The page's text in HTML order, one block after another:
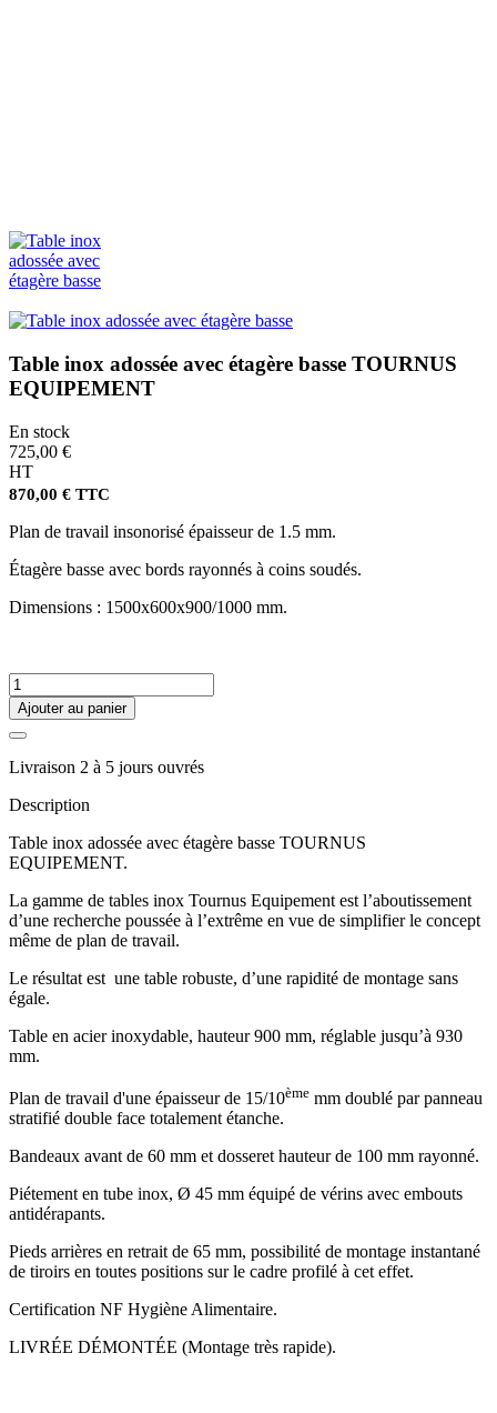
Table inox adossée avec étagère basse TOURNUS
EQUIPEMENT
En stock
725,00 €
HT
870,00 € TTC
Plan de travail insonorisé épaisseur de 1.5 mm.
Étagère basse avec bords rayonnés à coins soudés.
Dimensions : 1500x600x900/1000 mm.
Ajouter au panier
Livraison 2 à 5 jours ouvrés
Description
Table inox adossée avec étagère basse TOURNUS
EQUIPEMENT.
La gamme de tables inox Tournus Equipement est l’aboutissement
d’une recherche poussée à l’extrême en vue de simplifier le concept
même de plan de travail.
Le résultat est une table robuste, d’une rapidité de montage sans
égale.
Table en acier inoxydable, hauteur 900 mm, réglable jusqu’à 930
mm.
Plan de travail d'une épaisseur de 15/10ème mm doublé par panneau
stratifié double face totalement étanche.
Bandeaux avant de 60 mm et dosseret hauteur de 100 mm rayonné.
Piétement en tube inox, Ø 45 mm équipé de vérins avec embouts
antidérapants.
Pieds arrières en retrait de 65 mm, possibilité de montage instantané
de tiroirs en toutes positions sur le cadre profilé à cet effet.
Certification NF Hygiène Alimentaire.
LIVRÉE DÉMONTÉE (Montage très rapide).